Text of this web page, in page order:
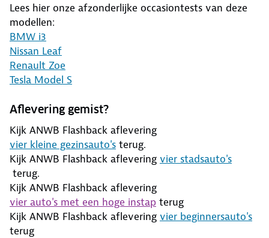
Lees hier onze afzonderlijke occasiontests van deze
modellen:
BMW i3
Nissan Leaf
Renault Zoe
Tesla Model S
Aflevering gemist?
Kijk ANWB Flashback aflevering
vier kleine gezinsauto's terug.
Kijk ANWB Flashback aflevering vier stadsauto's
terug.
Kijk ANWB Flashback aflevering
vier auto's met een hoge instap terug
Kijk ANWB Flashback aflevering vier beginnersauto's
terug